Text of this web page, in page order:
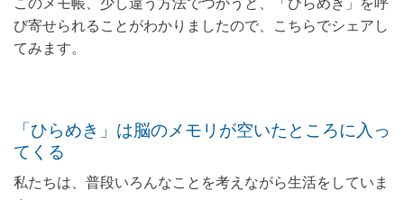
び寄せられることがわかりましたので、こちらでシェアし
てみます。
「ひらめき」は脳のメモリが空いたところに入っ
てくる
私たちは、普段いろんなことを考えながら生活をしていま